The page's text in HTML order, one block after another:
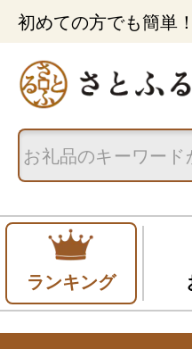
初めての方でも簡単
ランキング